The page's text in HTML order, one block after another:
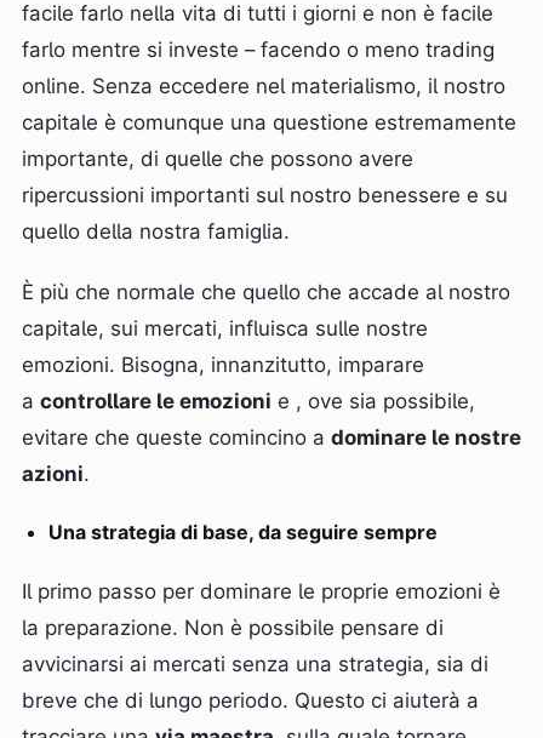
facile farlo nella vita di tutti i giorni e non è facile
farlo mentre si investe – facendo o meno trading
online. Senza eccedere nel materialismo, il nostro
capitale è comunque una questione estremamente
importante, di quelle che possono avere
ripercussioni importanti sul nostro benessere e su
quello della nostra famiglia.
È più che normale che quello che accade al nostro
capitale, sui mercati, influisca sulle nostre
emozioni. Bisogna, innanzitutto, imparare
a controllare le emozioni e , ove sia possibile,
evitare che queste comincino a dominare le nostre
azioni.
Una strategia di base, da seguire sempre
Il primo passo per dominare le proprie emozioni è
la preparazione. Non è possibile pensare di
avvicinarsi ai mercati senza una strategia, sia di
breve che di lungo periodo. Questo ci aiuterà a